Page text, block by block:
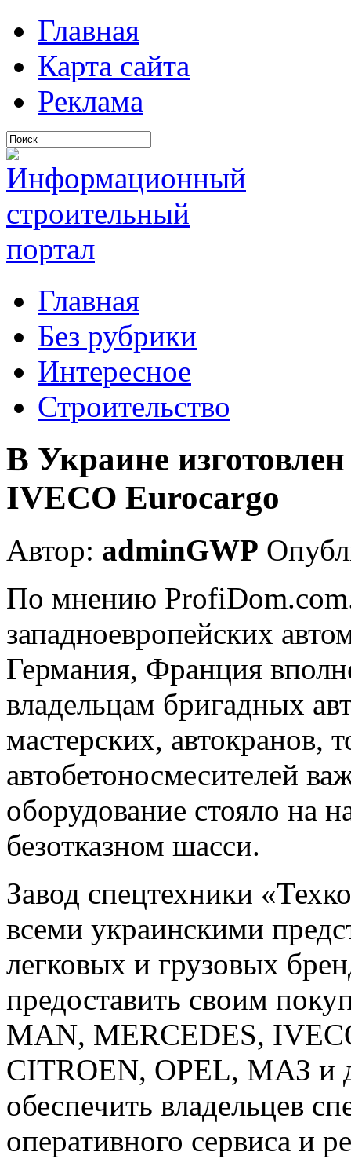
Главная
Карта сайта
Реклама
Главная
Без рубрики
Интересное
Строительство
В Украине
IVECO Eurocargo
Автор: adminGWP
По мнению
западноевропейских
Германия, Франция
владельцам бригадных
мастерских, автокранов,
автобетоносмесителей
оборудование стояло на
безотказном шасси.
Завод спецтехники
всеми украинскими
легковых и грузовых
предоставить своим
MAN, MERCEDES,
CITROEN, OPEL, МАЗ и
обеспечить владельцев
оперативного сервиса и